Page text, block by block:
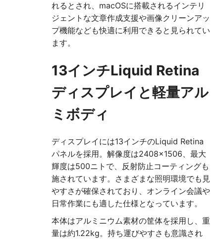
れるとされ、macOSに搭載されるインテリ
ジェントな文章作成支援や画像クリーンアッ
プ機能なども快適に利用できると見られてい
ます。
13インチLiquid Retina
ディスプレイと軽量アル
ミボディ
ディスプレイには13インチのLiquid Retina
パネルを採用。解像度は2408×1506、最大
輝度は500ニトで、反射防止コーティングも
施されています。さまざまな照明環境でも見
やすさが確保されており、オンライン会議や
日常作業にも適した仕様となっています。
本体はアルミニウム素材の筐体を採用し、重
量は約1.22kg。持ち運びやすさも意識され